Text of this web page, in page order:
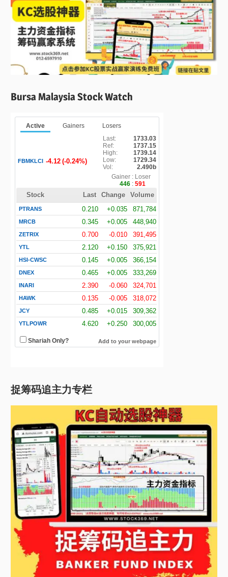
Bursa Malaysia Stock Watch
捉筹码追主力专栏